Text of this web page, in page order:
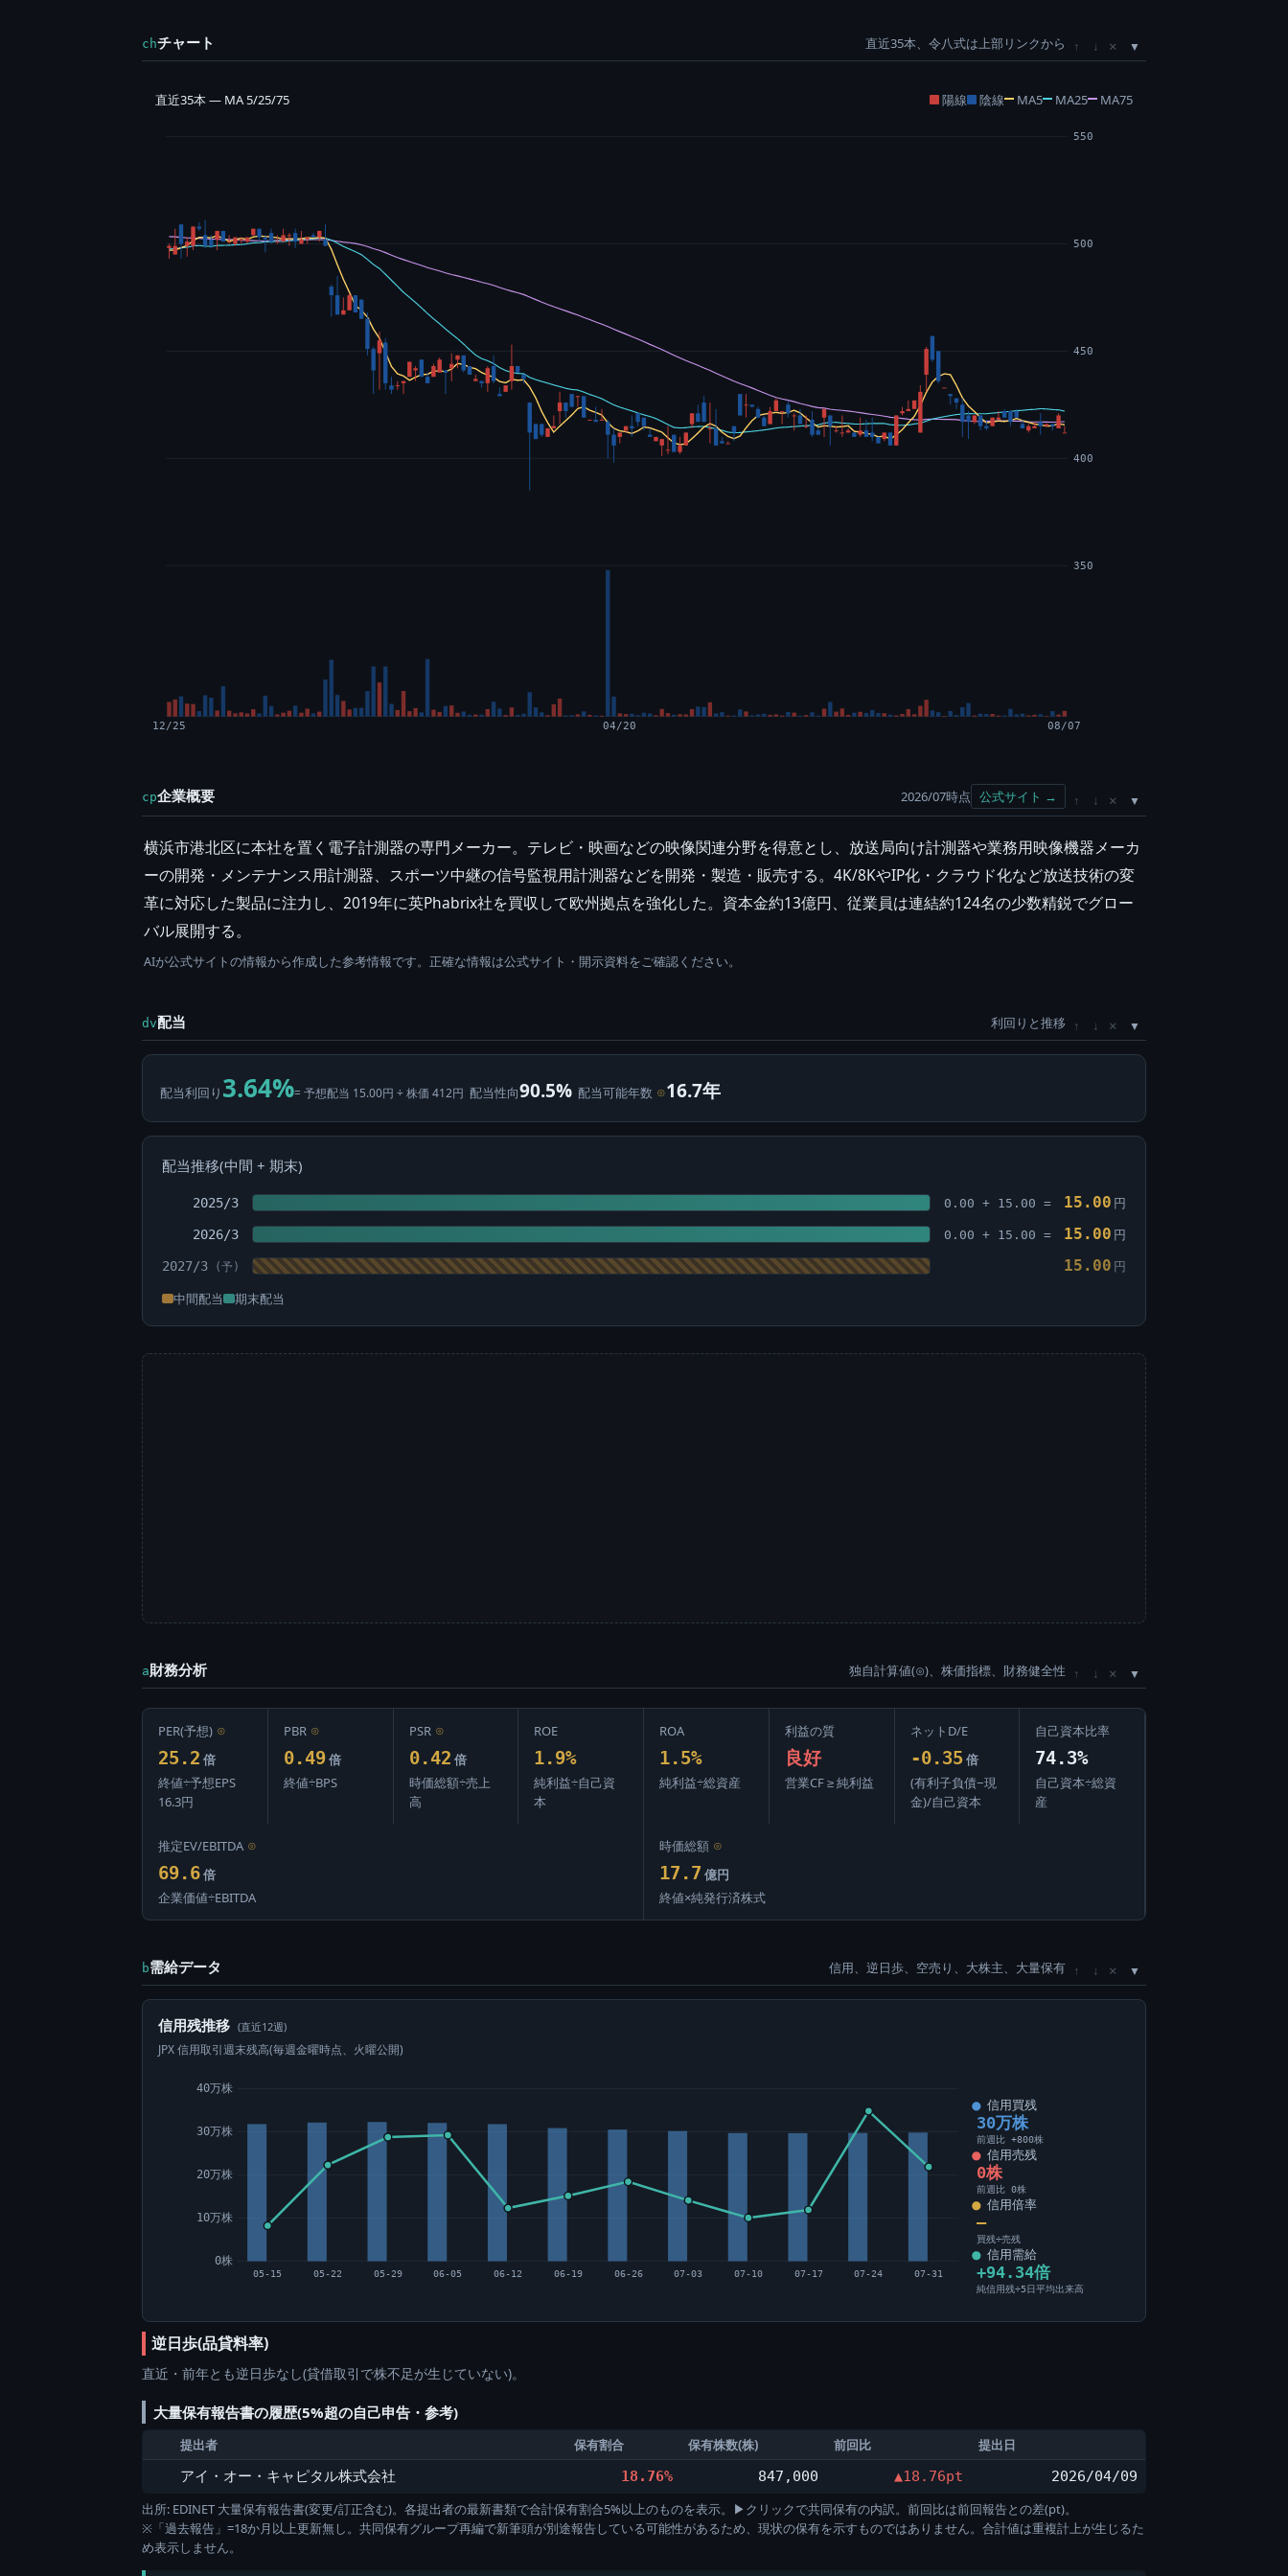
chチャート 直近35本、令八式は上部リンクから ↑ ↓ ×
直近35本 — MA 5/25/75 陽線 陰線 MA5 MA25 MA75
350
400
450
500
550
12/25 04/20 08/07
cp企業概要 2026/07時点 公式サイト → ↑ ↓ ×
横浜市港北区に本社を置く電子計測器の専門メーカー。テレビ・映画などの映像関連分野を得意とし、放送局向け計測器や業務用映像機器メーカ
ーの開発・メンテナンス用計測器、スポーツ中継の信号監視用計測器などを開発・製造・販売する。4K/8KやIP化・クラウド化など放送技術の変
革に対応した製品に注力し、2019年に英Phabrix社を買収して欧州拠点を強化した。資本金約13億円、従業員は連結約124名の少数精鋭でグロー
バル展開する。
AIが公式サイトの情報から作成した参考情報です。正確な情報は公式サイト・開示資料をご確認ください。
dv配当 利回りと推移 ↑ ↓ ×
配当利回り 3.64%= 予想配当 15.00円 ÷ 株価 412円 配当性向90.5% 配当可能年数 ⊙16.7年
配当推移(中間 + 期末)
2025/3 0.00 + 15.00 = 15.00 円
2026/3 0.00 + 15.00 = 15.00 円
2027/3 15.00 円
中間配当 期末配当
a財務分析 独自計算値(⊙)、株価指標、財務健全性 ↑ ↓ ×
PER(予想) ⊙
25.2 倍
終値÷予想EPS
16.3円
PBR ⊙
0.49 倍
終値÷BPS
PSR ⊙
0.42 倍
時価総額÷売上
高
ROE
1.9%
純利益÷自己資
本
ROA
1.5%
純利益÷総資産
利益の質
良好
営業CF ≥ 純利益
ネットD/E
-0.35 倍
(有利子負債−現
金)/自己資本
自己資本比率
74.3%
自己資本÷総資
産
推定EV/EBITDA ⊙
69.6 倍
企業価値÷EBITDA
時価総額 ⊙
17.7 億円
終値×純発行済株式
b需給データ 信用、逆日歩、空売り、大株主、大量保有 ↑ ↓ ×
信用残推移 (直近12週)
JPX 信用取引週末残高(毎週金曜時点、火曜公開)
0株
10万株
20万株
30万株
40万株
05-15 05-22 05-29 06-05 06-12 06-19 06-26 07-03 07-10 07-17 07-24 07-31
信用買残
30万株
前週比 +800株
信用売残
0株
前週比 0株
信用倍率
―
買残÷売残
信用需給
+94.34倍
純信用残÷5日平均出来高
逆日歩(品貸料率)
直近・前年とも逆日歩なし(貸借取引で株不足が生じていない)。
大量保有報告書の履歴(5%超の自己申告・参考)
提出者 保有割合 保有株数(株) 前回比
提出日
アイ・オー・キャピタル株式会社
18.76% 847,000 ▲18.76pt
2026/04/09
出所: EDINET 大量保有報告書(変更/訂正含む)。各提出者の最新書類で合計保有割合5%以上のものを表示。▶クリックで共同保有の内訳。前回比は前回報告との差(pt)。
※「過去報告」=18か月以上更新無し。共同保有グループ再編で新筆頭が別途報告している可能性があるため、現状の保有を示すものではありません。合計値は重複計上が生じるた
め表示しません。